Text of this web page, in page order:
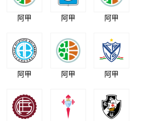
阿甲 阿甲 阿甲
阿甲 阿甲 阿甲